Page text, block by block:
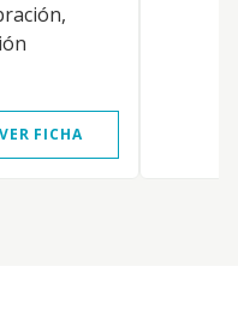
VER FICHA